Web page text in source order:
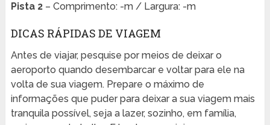
Pista 2– Comprimento: -m / Largura: -m
DICAS RÁPIDAS DE VIAGEM
Antes de viajar, pesquise por meios de deixar o
aeroporto quando desembarcar e voltar para ele na
volta de sua viagem. Prepare o máximo de
informações que puder para deixar a sua viagem mais
tranquila possível, seja a lazer, sozinho, em família,